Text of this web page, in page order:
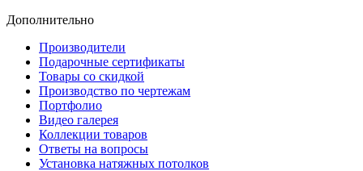
Дополнительно
Производители
Подарочные сертификаты
Товары со скидкой
Производство по чертежам
Портфолио
Видео галерея
Коллекции товаров
Ответы на вопросы
Установка натяжных потолков